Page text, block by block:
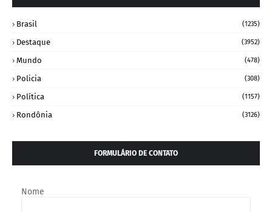
Brasil (1235)
Destaque (3952)
Mundo (478)
Policia (308)
Política (1157)
Rondônia (3126)
FORMULÁRIO DE CONTATO
Nome